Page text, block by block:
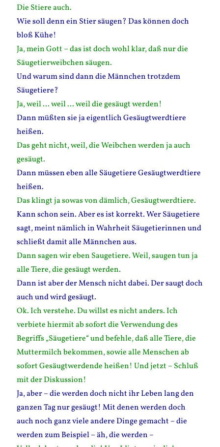
Die Stiere auch.
Wie soll denn ein Stier säugen? Das können doch
bloß Kühe!
Ja, mein Gott – das ist doch wohl klar, daß nur die
Säugetierweibchen säugen.
Und warum sind dann die Männchen trotzdem
Säugetiere?
Ja, weil … weil … weil die gesäugt werden!
Dann müßten sie ja eigentlich Gesäugtwerdtiere
heißen.
Das geht nicht, weil, die Weibchen werden ja auch
gesäugt.
Dann müssen eben alle Säugetiere Gesäugtwerdtiere
heißen.
Das klingt ja sowas von dämlich, Gesäugtwerdtiere.
Kann schon sein. Aber es ist korrekt. Wer Säugetiere
sagt, meint nämlich in Wahrheit Säugetierinnen und
schließt damit alle Männchen aus.
Dann sagen wir eben Saugetiere. Weil, saugen tun ja
alle Tiere, die gesäugt werden.
Dann ist aber der Mensch nicht dabei. Der saugt doch
auch und wird gesäugt.
Ok. Ich verstehe. Du willst es nicht anders. Ich
verbiete hiermit ab sofort die Verwendung des
Begriffs „Säugetiere“ und befehle, daß alle Tiere, die
Muttermilch bekommen, sowie alle Menschen ab
sofort Gesäugtwerdende heißen! Und jetzt – Schluß
mit der Diskussion!
Ja, aber – die werden doch nicht ihr Leben lang den
ganzen Tag nur gesäugt! Mit denen werden doch
auch noch ganz viele andere Dinge gemacht – die
werden zum Beispiel – äh, die werden –